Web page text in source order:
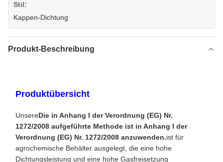
Stil:
Kappen-Dichtung
Produkt-Beschreibung
Produktübersicht
UnsereDie in Anhang I der Verordnung (EG) Nr.
1272/2008 aufgeführte Methode ist in Anhang I der
Verordnung (EG) Nr. 1272/2008 anzuwenden.ist für
agrochemische Behälter ausgelegt, die eine hohe
Dichtungsleistung und eine hohe Gasfreisetzung